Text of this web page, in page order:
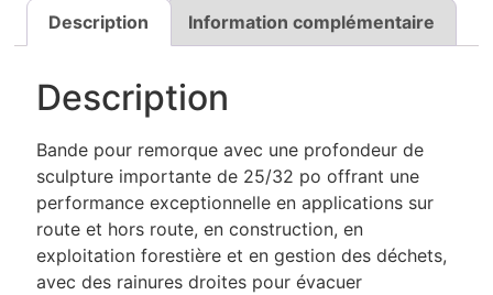
Description Information complémentaire
Description
Bande pour remorque avec une profondeur de
sculpture importante de 25/32 po offrant une
performance exceptionnelle en applications sur
route et hors route, en construction, en
exploitation forestière et en gestion des déchets,
avec des rainures droites pour évacuer